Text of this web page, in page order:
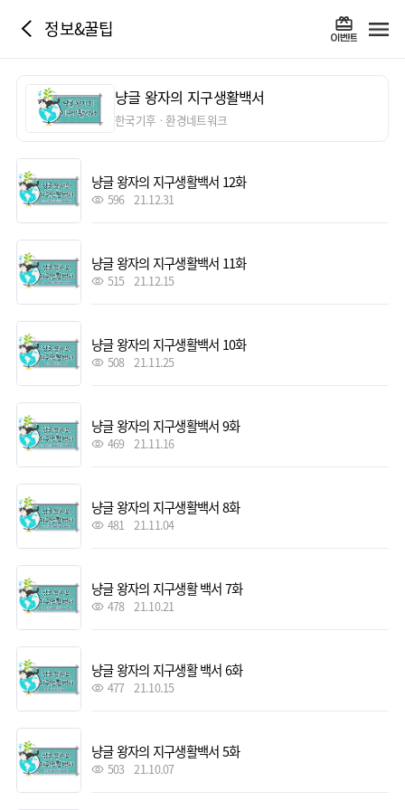
정보&꿀팁
냥글 왕자의 지구생활백서
한국기후ㆍ환경네트워크
냥글 왕자의 지구생활백서 12화
596 21.12.31
냥글 왕자의 지구생활백서 11화
515 21.12.15
냥글 왕자의 지구생활백서 10화
508 21.11.25
냥글 왕자의 지구생활백서 9화
469 21.11.16
냥글 왕자의 지구생활백서 8화
481 21.11.04
냥글 왕자의 지구생활 백서 7화
478 21.10.21
냥글 왕자의 지구생활 백서 6화
477 21.10.15
냥글 왕자의 지구생활백서 5화
503 21.10.07